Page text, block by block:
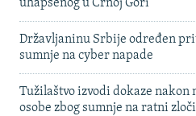
uhapšenog u Crnoj Gori
Državljaninu Srbije određen
sumnje na cyber napade
Tužilaštvo izvodi dokaze nakon
osobe zbog sumnje na ratni